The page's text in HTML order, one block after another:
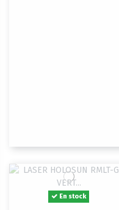
En stock